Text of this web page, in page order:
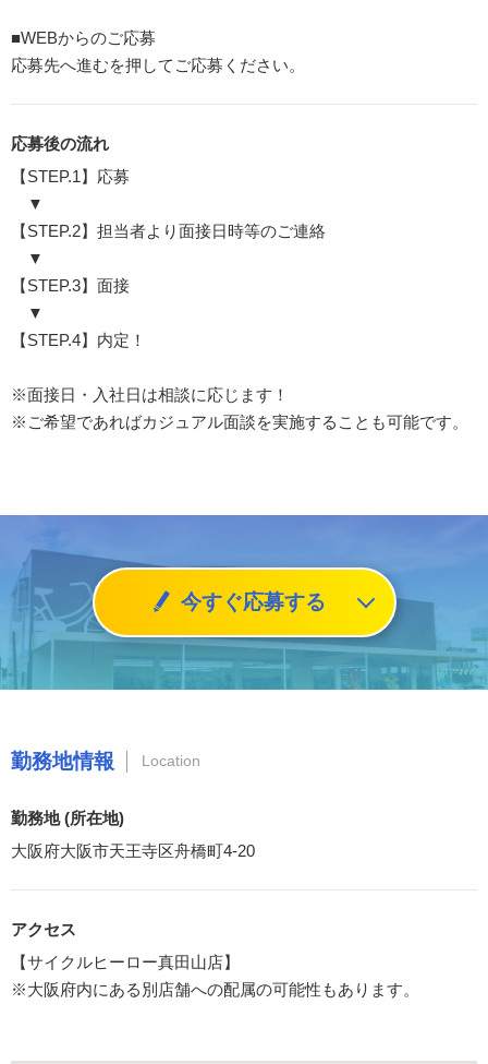
■WEBからのご応募
応募先へ進むを押してご応募ください。
応募後の流れ
【STEP.1】応募
▼
【STEP.2】担当者より面接日時等のご連絡
▼
【STEP.3】面接
▼
【STEP.4】内定！
※面接日・入社日は相談に応じます！
※ご希望であればカジュアル面談を実施することも可能です。
今すぐ応募する
勤務地情報 Location
勤務地 (所在地)
大阪府大阪市天王寺区舟橋町4-20
アクセス
【サイクルヒーロー真田山店】
※大阪府内にある別店舗への配属の可能性もあります。